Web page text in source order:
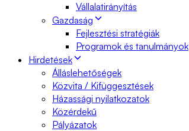
Vállalatirányítás
Gazdaság
Fejlesztési stratégiák
Programok és tanulmányok
Hirdetések
Álláslehetőségek
Közvita / Kifüggesztések
Házassági nyilatkozatok
Közérdekű
Pályázatok